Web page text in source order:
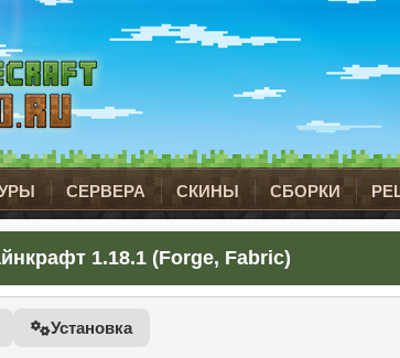
СЕРВЕРА СКИНЫ СБОРКИ
1.18.1 (Forge, Fabric)
Установка